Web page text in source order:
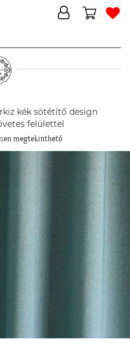
kék sötétítő design
felülettel
megtekinthető